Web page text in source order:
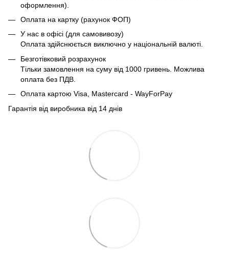
оформлення).
Оплата на картку (рахунок ФОП)
У нас в офісі (для самовивозу)
Оплата здійснюється виключно у національній валюті.
Безготівковий розрахунок
Тільки замовлення на суму від 1000 гривень. Можлива
оплата без ПДВ.
Оплата картою Visa, Mastercard - WayForPay
Гарантія від виробника від 14 днів